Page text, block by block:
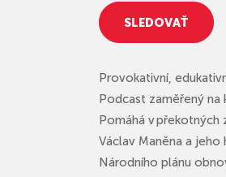
SLEDOVAŤ
Provokativní,
Podcast zaměřený na
Pomáhá v překotných
Václav Maněna a
Národního plánu